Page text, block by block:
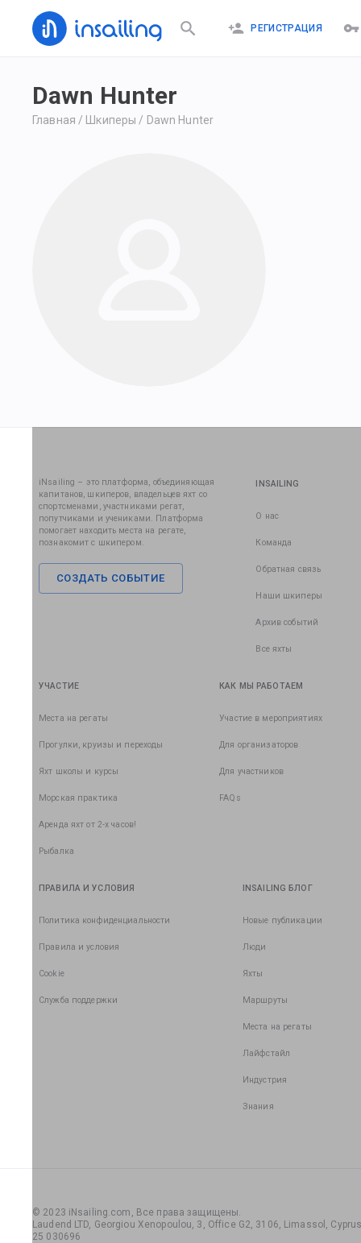
РЕГИСТРАЦИЯ
Dawn Hunter
Главная / Шкиперы / Dawn Hunter
iNsailing – это платформа, объединяющая
капитанов, шкиперов, владельцев яхт со
спортсменами, участниками регат,
попутчиками и учениками. Платформа
помогает находить места на регате,
познакомит с шкипером.
СОЗДАТЬ СОБЫТИЕ
INSAILING
О нас
Команда
Обратная связь
Наши шкиперы
Архив событий
Все яхты
УЧАСТИЕ
Места на регаты
Прогулки, круизы и переходы
Яхт школы и курсы
Морская практика
Аренда яхт от 2-х часов!
Рыбалка
КАК МЫ РАБОТАЕМ
Участие в мероприятиях
Для организаторов
Для участников
FAQs
ПРАВИЛА И УСЛОВИЯ
Политика конфиденциальности
Правила и условия
Cookie
Служба поддержки
INSAILING БЛОГ
Новые публикации
Люди
Яхты
Маршруты
Места на регаты
Лайфстайл
Индустрия
Знания
© 2023 iNsailing.com, Все права защищены.
Laudend LTD, Georgiou Xenopoulou, 3, Office G2, 3106, Limassol,
25 030696